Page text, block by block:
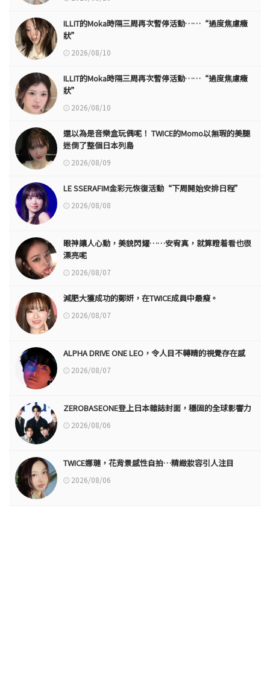
ILLIT的Moka時隔三周再次暫停活動……“過度焦慮癥
狀”
2026/08/10
ILLIT的Moka時隔三周再次暫停活動……“過度焦慮癥
狀”
2026/08/10
還以為是音樂盒玩偶呢！ TWICE的Momo以無瑕的美腿
迷倒了整個日本列島
2026/08/09
LE SSERAFIM金彩元恢復活動“下周開始安排日程”
2026/08/08
眼神讓人心動，美貌閃耀……安宥真，就算瞪着看也很
漂亮呢
2026/08/07
減肥大獲成功的鄭妍，在TWICE成員中最瘦。
2026/08/07
ALPHA DRIVE ONE LEO，令人目不轉睛的視覺存在感
2026/08/07
ZEROBASEONE登上日本雜誌封面，穩固的全球影響力
2026/08/06
TWICE娜璉，花背景感性自拍…精緻妝容引人注目
2026/08/06